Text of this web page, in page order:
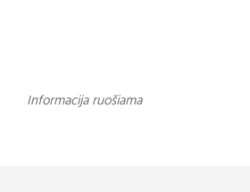
Informacija ruošiama